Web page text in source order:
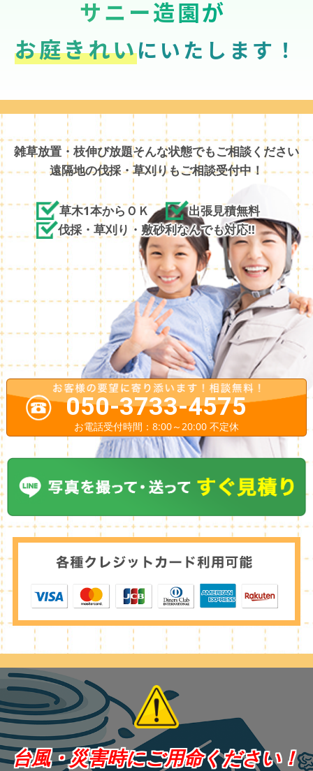
サニー造園が
お庭きれいにいたします！
雑草放置・枝伸び放題そんな状態でもご相談ください
遠隔地の伐採・草刈りもご相談受付中！
草木1本からＯＫ
出張見積無料
伐採・草刈り・敷砂利なんでも対応!!
050-3733-4575
お電話受付時間：8:00～20:00 不定休
台風・災害時にご用命ください！